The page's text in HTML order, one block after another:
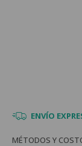
ENVÍO
MÉTODOS Y